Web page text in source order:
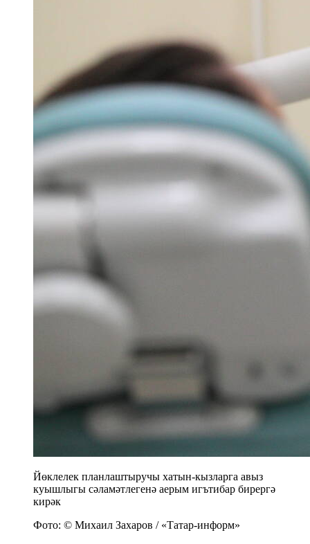
Йөклелек планлаштыручы хатын-кызларга авыз
куышлыгы сәламәтлегенә аерым игътибар бирергә
кирәк
Фото: © Михаил Захаров / «Татар-информ»